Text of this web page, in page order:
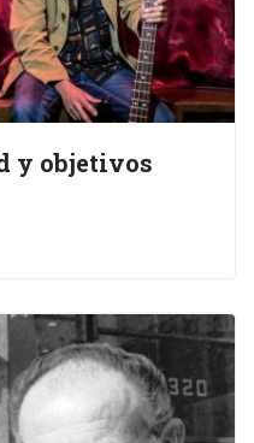
y objetivos